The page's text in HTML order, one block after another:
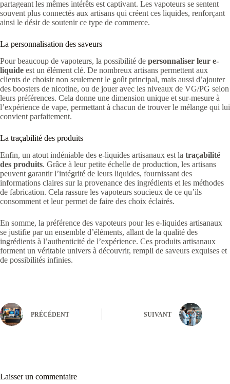
partageant les mêmes intérêts est captivant. Les vapoteurs se sentent
souvent plus connectés aux artisans qui créent ces liquides, renforçant
ainsi le désir de soutenir ce type de commerce.
La personnalisation des saveurs
Pour beaucoup de vapoteurs, la possibilité de personnaliser leur e-
liquide est un élément clé. De nombreux artisans permettent aux
clients de choisir non seulement le goût principal, mais aussi d’ajouter
des boosters de nicotine, ou de jouer avec les niveaux de VG/PG selon
leurs préférences. Cela donne une dimension unique et sur-mesure à
l’expérience de vape, permettant à chacun de trouver le mélange qui lui
convient parfaitement.
La traçabilité des produits
Enfin, un atout indéniable des e-liquides artisanaux est la traçabilité
des produits. Grâce à leur petite échelle de production, les artisans
peuvent garantir l’intégrité de leurs liquides, fournissant des
informations claires sur la provenance des ingrédients et les méthodes
de fabrication. Cela rassure les vapoteurs soucieux de ce qu’ils
consomment et leur permet de faire des choix éclairés.
En somme, la préférence des vapoteurs pour les e-liquides artisanaux
se justifie par un ensemble d’éléments, allant de la qualité des
ingrédients à l’authenticité de l’expérience. Ces produits artisanaux
forment un véritable univers à découvrir, rempli de saveurs exquises et
de possibilités infinies.
PRÉCÉDENT SUIVANT
Laisser un commentaire